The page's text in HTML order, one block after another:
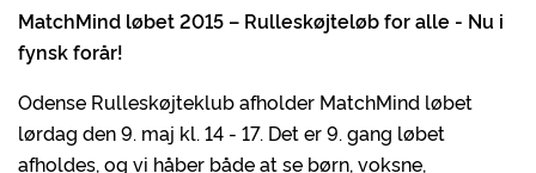
MatchMind løbet 2015 – Rulleskøjteløb for alle - Nu i
fynsk forår!
Odense Rulleskøjteklub afholder MatchMind løbet
lørdag den 9. maj kl. 14 - 17. Det er 9. gang løbet
afholdes, og vi håber både at se børn, voksne,